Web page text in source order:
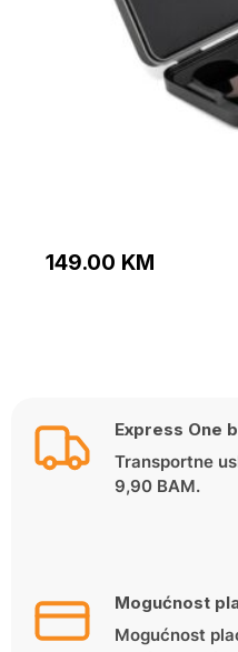
149.00 KM
Express One
Transportne
9,90 BAM.
Mogućnost
Mogućnost